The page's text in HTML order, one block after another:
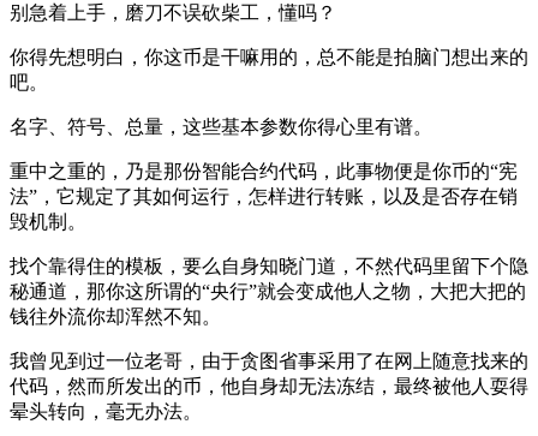
别急着上手，磨刀不误砍柴工，懂吗？
你得先想明白，你这币是干嘛用的，总不能是拍脑门想出来的
吧。
名字、符号、总量，这些基本参数你得心里有谱。
重中之重的，乃是那份智能合约代码，此事物便是你币的“宪
法”，它规定了其如何运行，怎样进行转账，以及是否存在销
毁机制。
找个靠得住的模板，要么自身知晓门道，不然代码里留下个隐
秘通道，那你这所谓的“央行”就会变成他人之物，大把大把的
钱往外流你却浑然不知。
我曾见到过一位老哥，由于贪图省事采用了在网上随意找来的
代码，然而所发出的币，他自身却无法冻结，最终被他人耍得
晕头转向，毫无办法。